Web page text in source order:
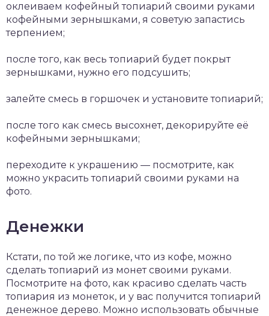
оклеиваем кофейный топиарий своими руками
кофейными зернышками, я советую запастись
терпением;
после того, как весь топиарий будет покрыт
зернышками, нужно его подсушить;
залейте смесь в горшочек и установите топиарий;
после того как смесь высохнет, декорируйте её
кофейными зернышками;
переходите к украшению — посмотрите, как
можно украсить топиарий своими руками на
фото.
Денежки
Кстати, по той же логике, что из кофе, можно
сделать топиарий из монет своими руками.
Посмотрите на фото, как красиво сделать часть
топиария из монеток, и у вас получится топиарий
денежное дерево. Можно использовать обычные